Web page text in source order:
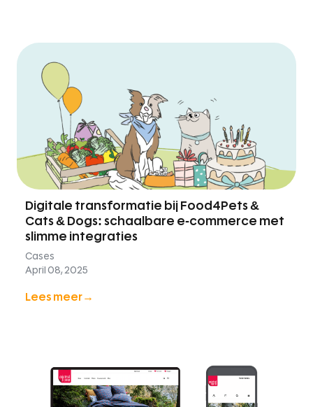
Digitale transformatie bij Food4Pets &
Cats & Dogs: schaalbare e-commerce met
slimme integraties
Cases
April 08, 2025
Lees meer